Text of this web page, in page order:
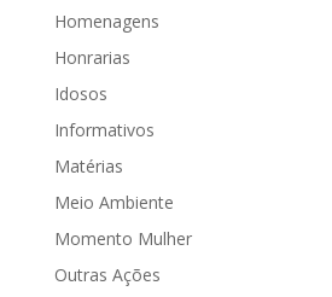
Homenagens
Honrarias
Idosos
Informativos
Matérias
Meio Ambiente
Momento Mulher
Outras Ações